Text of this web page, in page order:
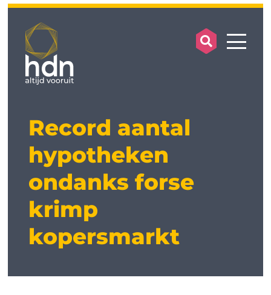
search
Record aantal
hypotheken
ondanks forse
krimp
kopersmarkt